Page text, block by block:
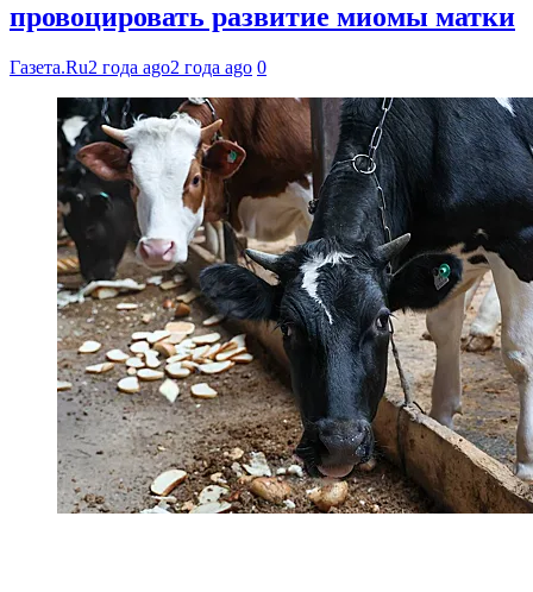
провоцировать развитие миомы матки
Газета.Ru2 года ago2 года ago 0